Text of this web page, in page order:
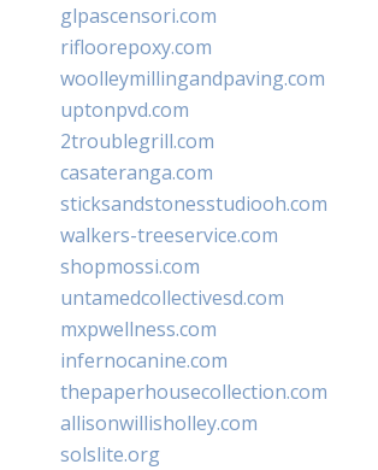
glpascensori.com
rifloorepoxy.com
woolleymillingandpaving.com
uptonpvd.com
2troublegrill.com
casateranga.com
sticksandstonesstudiooh.com
walkers-treeservice.com
shopmossi.com
untamedcollectivesd.com
mxpwellness.com
infernocanine.com
thepaperhousecollection.com
allisonwillisholley.com
solslite.org